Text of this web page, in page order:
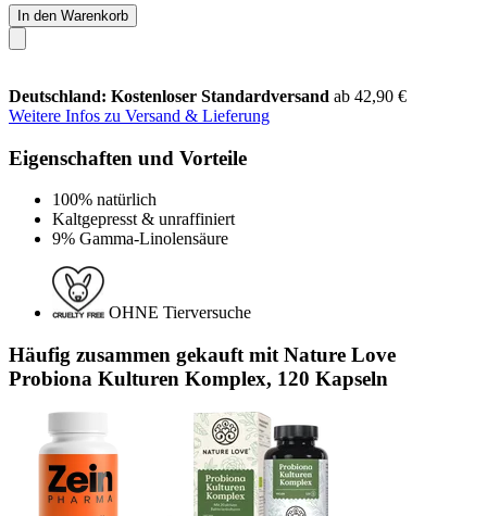
In den Warenkorb
Deutschland: Kostenloser Standardversand ab 42,90 €
Weitere Infos zu Versand & Lieferung
Eigenschaften und Vorteile
100% natürlich
Kaltgepresst & unraffiniert
9% Gamma-Linolensäure
OHNE Tierversuche
Häufig zusammen gekauft mit Nature Love
Probiona Kulturen Komplex, 120 Kapseln